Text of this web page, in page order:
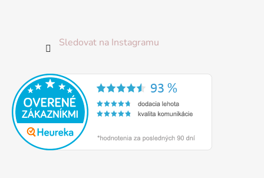
Sledovat na Instagramu